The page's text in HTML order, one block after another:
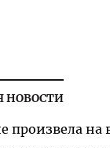
НОВОСТИ
произвела на